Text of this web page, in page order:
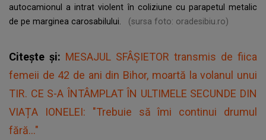
autocamionul a intrat violent în coliziune cu parapetul metalic
de pe marginea carosabilului.
(sursa foto: oradesibiu.ro)
Citește și: MESAJUL SFÂȘIETOR transmis de fiica
femeii de 42 de ani din Bihor, moartă la volanul unui
TIR. CE S-A ÎNTÂMPLAT ÎN ULTIMELE SECUNDE DIN
VIAȚA IONELEI: "Trebuie să îmi continui drumul
fără..."